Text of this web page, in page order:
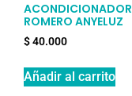
ACONDICIONADOR
ROMERO ANYELUZ
$40.000
Añadir al carrito